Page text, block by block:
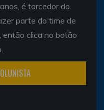
é torcedor do
parte do time de
então clica no botão